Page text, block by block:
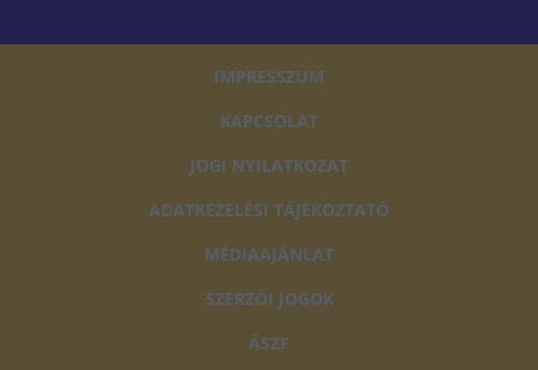
IMPRESSZUM
KAPCSOLAT
JOGI NYILATKOZAT
ADATKEZELÉSI TÁJÉKOZTATÓ
MÉDIAAJÁNLAT
SZERZŐI JOGOK
ÁSZF